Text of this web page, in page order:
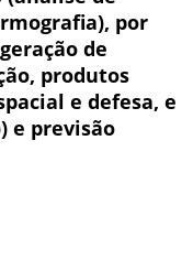
por
de
produtos
e defesa, e
e previsão